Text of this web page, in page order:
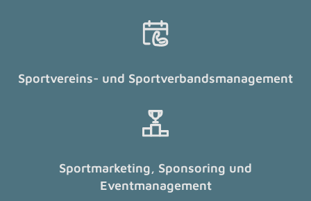
Sportvereins- und Sportverbandsmanagement
Sportmarketing, Sponsoring und
Eventmanagement